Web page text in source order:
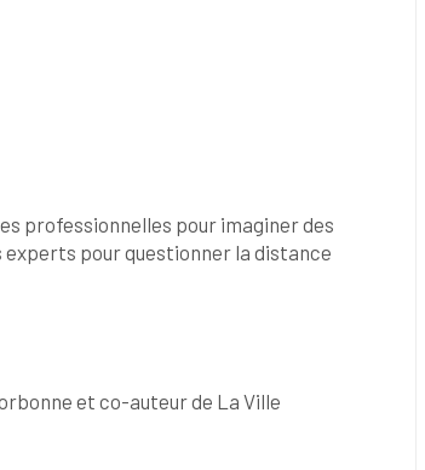
professionnelles pour imaginer des
experts pour questionner la distance
et co-auteur de La Ville